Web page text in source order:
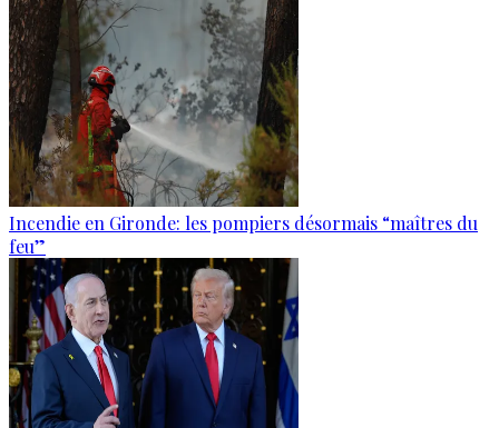
Incendie en Gironde: les pompiers désormais “maîtres du
feu”